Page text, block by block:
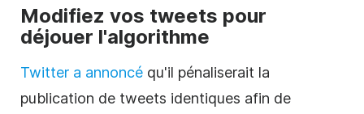
Modifiez vos tweets pour
déjouer l'algorithme
Twitter a annoncé qu'il pénaliserait la
publication de tweets identiques afin de